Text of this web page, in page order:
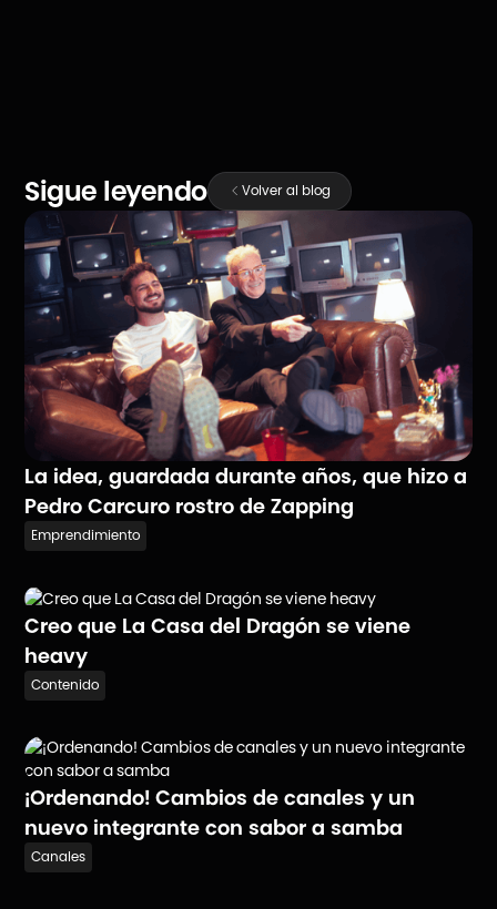
Sigue leyendo Volver al blog
La idea, guardada durante años, que hizo a
Pedro Carcuro rostro de Zapping
Emprendimiento
Creo que La Casa del Dragón se viene
heavy
Contenido
¡Ordenando! Cambios de canales y un
nuevo integrante con sabor a samba
Canales